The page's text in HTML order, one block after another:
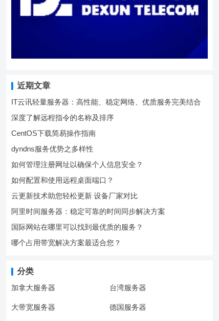
近期文章
IT云讯轻量服务器：高性能、稳定网络、优质服务完美结合
深度了解远程指令的名称及排序
CentOS下载简易操作指南
dyndns服务优势之多样性
如何管理注册网址以确保个人信息安全？
如何配置和使用远程桌面端口？
云更新技术助您轻松更新 设备厂家对比
阿里时间服务器：稳定可靠的时间同步解决方案
国际网站在哪里可以找到最优质的服务？
哪个占用带宽解决方案最适合您？
分类
加拿大服务器 台湾服务器
大带宽服务器 德国服务器